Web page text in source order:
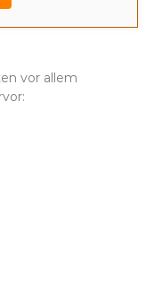
vor allem